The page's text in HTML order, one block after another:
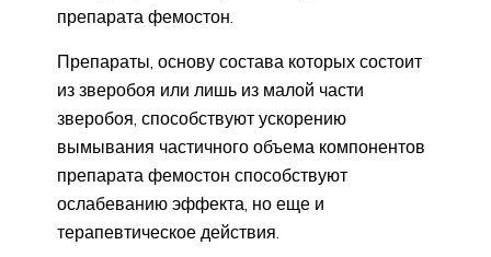
препарата фемостон.
Препараты, основу состава которых состоит
из зверобоя или лишь из малой части
зверобоя, способствуют ускорению
вымывания частичного объема компонентов
препарата фемостон способствуют
ослабеванию эффекта, но еще и
терапевтическое действия.